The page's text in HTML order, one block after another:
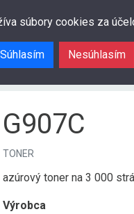
súbory cookies za
Súhlasím Nesúhlasím
G907C
TONER
azúrový toner na 3 000
Výrobca